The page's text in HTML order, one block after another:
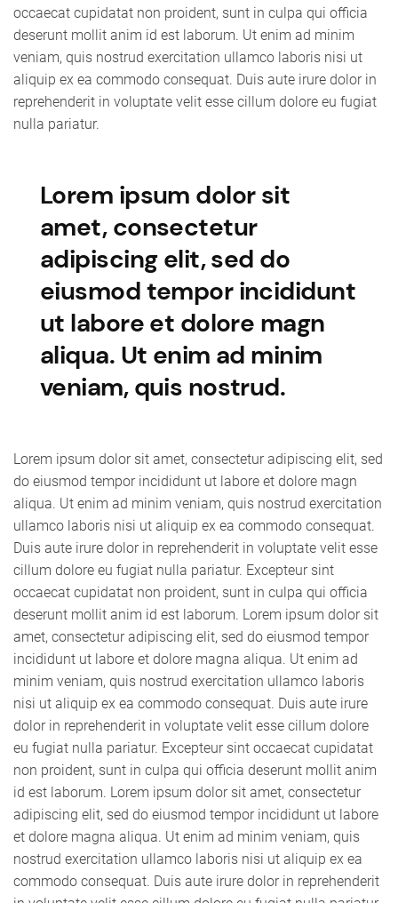
occaecat cupidatat non proident, sunt in culpa qui officia
deserunt mollit anim id est laborum. Ut enim ad minim
veniam, quis nostrud exercitation ullamco laboris nisi ut
aliquip ex ea commodo consequat. Duis aute irure dolor in
reprehenderit in voluptate velit esse cillum dolore eu fugiat
nulla pariatur.
Lorem ipsum dolor sit
amet, consectetur
adipiscing elit, sed do
eiusmod tempor incididunt
ut labore et dolore magn
aliqua. Ut enim ad minim
veniam, quis nostrud.
Lorem ipsum dolor sit amet, consectetur adipiscing elit, sed
do eiusmod tempor incididunt ut labore et dolore magn
aliqua. Ut enim ad minim veniam, quis nostrud exercitation
ullamco laboris nisi ut aliquip ex ea commodo consequat.
Duis aute irure dolor in reprehenderit in voluptate velit esse
cillum dolore eu fugiat nulla pariatur. Excepteur sint
occaecat cupidatat non proident, sunt in culpa qui officia
deserunt mollit anim id est laborum. Lorem ipsum dolor sit
amet, consectetur adipiscing elit, sed do eiusmod tempor
incididunt ut labore et dolore magna aliqua. Ut enim ad
minim veniam, quis nostrud exercitation ullamco laboris
nisi ut aliquip ex ea commodo consequat. Duis aute irure
dolor in reprehenderit in voluptate velit esse cillum dolore
eu fugiat nulla pariatur. Excepteur sint occaecat cupidatat
non proident, sunt in culpa qui officia deserunt mollit anim
id est laborum. Lorem ipsum dolor sit amet, consectetur
adipiscing elit, sed do eiusmod tempor incididunt ut labore
et dolore magna aliqua. Ut enim ad minim veniam, quis
nostrud exercitation ullamco laboris nisi ut aliquip ex ea
commodo consequat. Duis aute irure dolor in reprehenderit